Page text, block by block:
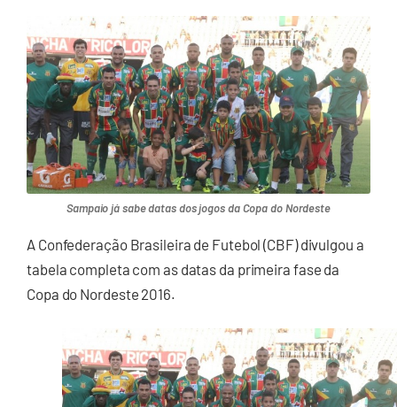
Sampaio já sabe datas dos jogos da Copa do Nordeste
A Confederação Brasileira de Futebol (CBF) divulgou a
tabela completa com as datas da primeira fase da
Copa do Nordeste 2016.